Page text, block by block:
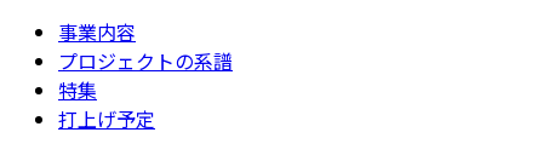
事業内容
プロジェクトの系譜
特集
打上げ予定